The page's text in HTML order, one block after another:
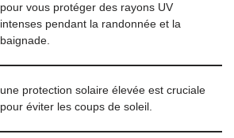
pour vous protéger des rayons UV
intenses pendant la randonnée et la
baignade.
une protection solaire élevée est cruciale
pour éviter les coups de soleil.